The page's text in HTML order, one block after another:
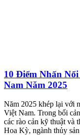
10 Điểm Nhấn
Nam Năm 2025
Năm 2025 khép lại với
Việt Nam. Trong bối
các rào cản kỹ thuật và
Hoa Kỳ, ngành thủy